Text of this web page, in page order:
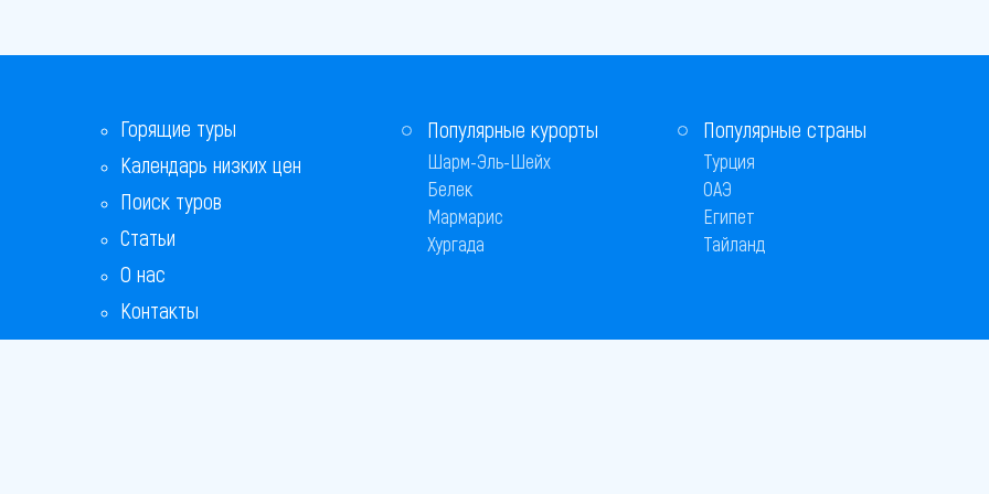
Горящие туры
Календарь низких цен
Поиск туров
Статьи
О нас
Контакты
Популярные курорты
Шарм-Эль-Шейх
Белек
Мармарис
Хургада
Популярные страны
Турция
ОАЭ
Египет
Тайланд